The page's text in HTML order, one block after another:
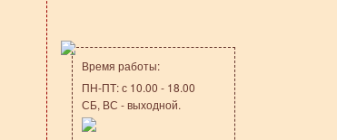
Время работы:
ПН-ПТ: с 10.00 - 18.00
СБ, ВС - выходной.